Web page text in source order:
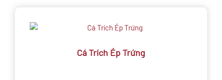
Cá Trích Ép Trứng